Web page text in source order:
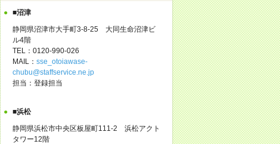
■沼津
静岡県沼津市大手町3-8-25 大同生命沼津ビ
ル4階
TEL：0120-990-026
MAIL： sse_otoiawase-
chubu@staffservice.ne.jp
担当：登録担当
■浜松
静岡県浜松市中央区板屋町111-2 浜松アクト
タワー12階